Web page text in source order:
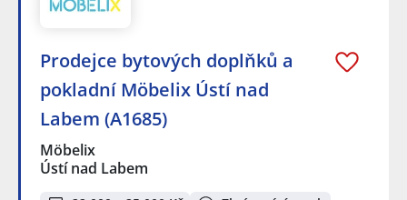
Prodejce bytových doplňků a
pokladní Möbelix Ústí nad
Labem (A1685)
Möbelix
Ústí nad Labem